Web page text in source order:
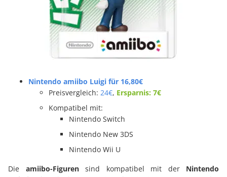
Nintendo amiibo Luigi für 16,80€
Preisvergleich: 24€, Ersparnis: 7€
Kompatibel mit:
Nintendo Switch
Nintendo New 3DS
Nintendo Wii U
Die amiibo-Figurensind kompatibel mit der Nintendo